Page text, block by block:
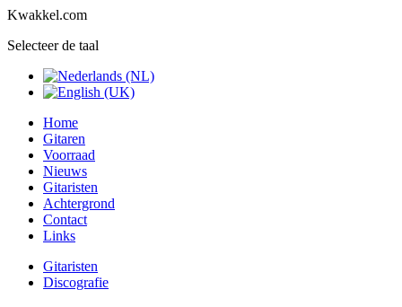
Kwakkel.com
Selecteer de taal
Home
Gitaren
Voorraad
Nieuws
Gitaristen
Achtergrond
Contact
Links
Gitaristen
Discografie